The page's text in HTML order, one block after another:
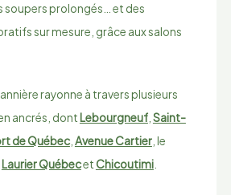
soupers prolongés… et des
sur mesure, grâce aux salons
rayonne à travers plusieurs
ancrés, dont Lebourgneuf, Saint-
de Québec, Avenue Cartier, le
Laurier Québecet Chicoutimi.